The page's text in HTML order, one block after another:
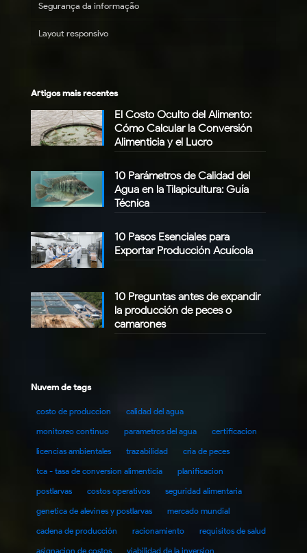
Segurança da informação
Layout responsivo
Artigos mais recentes
El Costo Oculto del Alimento:
Cómo Calcular la Conversión
Alimenticia y el Lucro
10 Parámetros de Calidad del
Agua en la Tilapicultura: Guía
Técnica
10 Pasos Esenciales para
Exportar Producción Acuícola
10 Preguntas antes de expandir
la producción de peces o
camarones
Nuvem de tags
costo de produccion
calidad del agua
monitoreo continuo
parametros del agua
certificacion
licencias ambientales
trazabilidad
cria de peces
tca - tasa de conversion alimenticia
planificacion
postlarvas
costos operativos
seguridad alimentaria
genetica de alevines y postlarvas
mercado mundial
cadena de producción
racionamiento
requisitos de salud
asignacion de costos
viabilidad de la inversion